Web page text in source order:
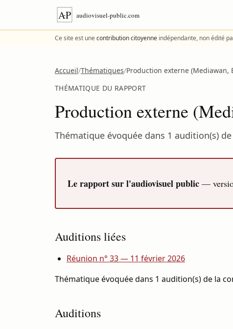
Aller au contenu
Ce site est unecontribution citoyenne indépendante, non édité
Accueil/Thématiques/Production externe (Mediawan,
THÉMATIQUE DU RAPPORT
Production externe
Thématique évoquée dans 1 audition(s)
Le rapport sur l'audiovisuel public —
Auditions liées
Réunion n° 33 — 11 février 2026
Thématique évoquée dans 1 audition(s) de la
Auditions